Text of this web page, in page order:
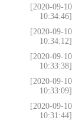
[2020-09-10
10:34:46]
[2020-09-10
10:34:12]
[2020-09-10
10:33:38]
[2020-09-10
10:33:09]
[2020-09-10
10:31:44]